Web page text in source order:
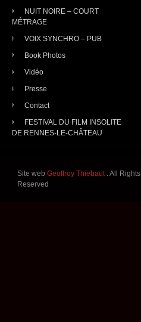
NUIT NOIRE – COURT
MÉTRAGE
VOIX SYNCHRO – PUB
Book Photos
Vidéo
Presse
Contact
FESTIVAL DU FILM INSOLITE
DE RENNES-LE-CHÂTEAU
Site webGeoffroy Thiebaut . All Rights
Reserved